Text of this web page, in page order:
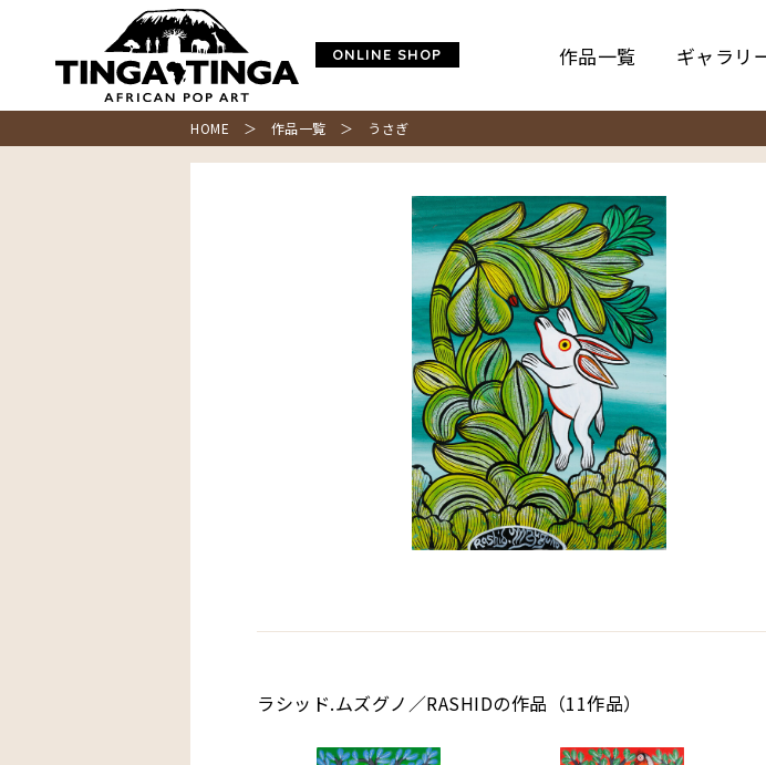
ONLINE SHOP 作品一覧 ギャラリ
HOME ＞ 作品一覧 ＞ うさぎ
ラシッド.ムズグノ／RASHIDの作品（11作品）